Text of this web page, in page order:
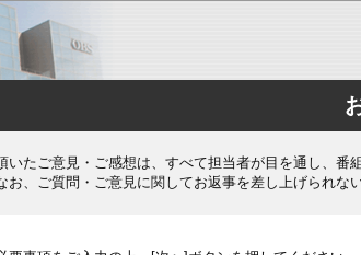
いたご意見・ご感想は、すべて担当者が目を通し、番
お、ご質問・ご意見に関してお返事を差し上げられな